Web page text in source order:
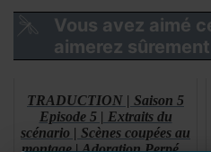
Vous avez aimé
aimerez sûrement
TRADUCTION | Saison 5
Episode 5 | Extraits du
scénario | Scènes coupées au
montage | Adoration Perpé...